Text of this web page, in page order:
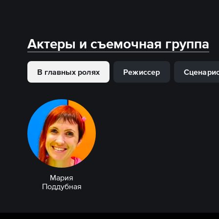
Актеры и съемочная группа
В главных ролях Режиссер
Мария
Поддубная